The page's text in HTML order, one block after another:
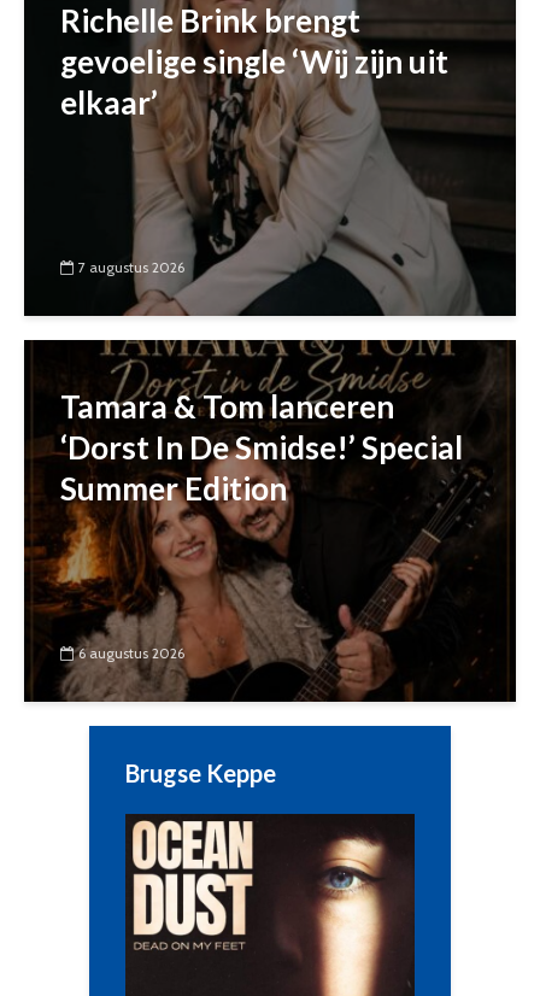
Richelle Brink brengt
gevoelige single ‘Wij zijn uit
elkaar’
7 augustus 2026
Tamara & Tom lanceren
‘Dorst In De Smidse!’ Special
Summer Edition
6 augustus 2026
Brugse Keppe